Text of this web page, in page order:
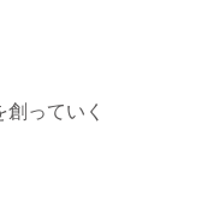
っていく